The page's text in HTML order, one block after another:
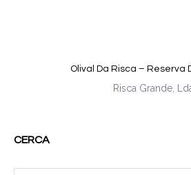
Olival Da Risca – Reserva
Risca Grande,
CERCA